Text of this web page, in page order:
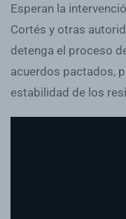
Esperan la
Cortés y otras
detenga el proceso
acuerdos pactados,
estabilidad de los